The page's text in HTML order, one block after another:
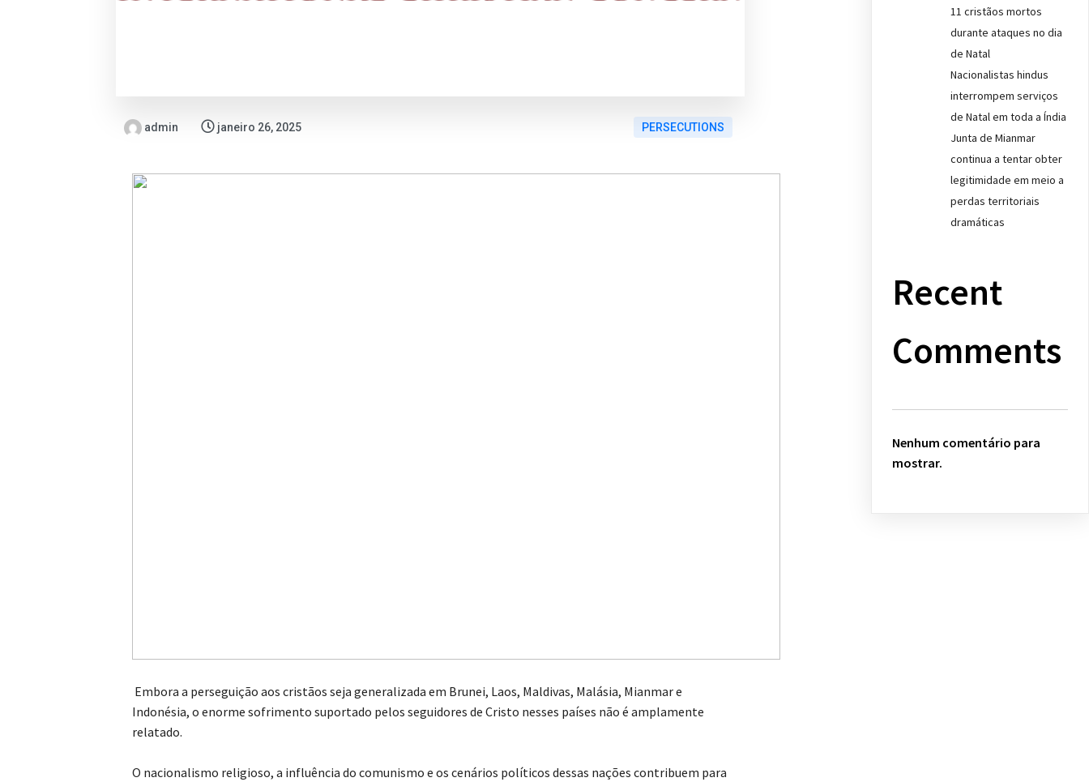
admin janeiro 26, 2025 PERSECUTIONS
Embora a perseguição aos cristãos seja generalizada em Brunei, Laos, Maldivas, Malásia, Mianmar e
Indonésia, o enorme sofrimento suportado pelos seguidores de Cristo nesses países não é amplamente
relatado.
O nacionalismo religioso, a influência do comunismo e os cenários políticos dessas nações contribuem para
11 cristãos mortos
durante ataques no dia
de Natal
Nacionalistas hindus
interrompem serviços
de Natal em toda a Índia
Junta de Mianmar
continua a tentar obter
legitimidade em meio a
perdas territoriais
dramáticas
Recent
Comments
Nenhum comentário para
mostrar.